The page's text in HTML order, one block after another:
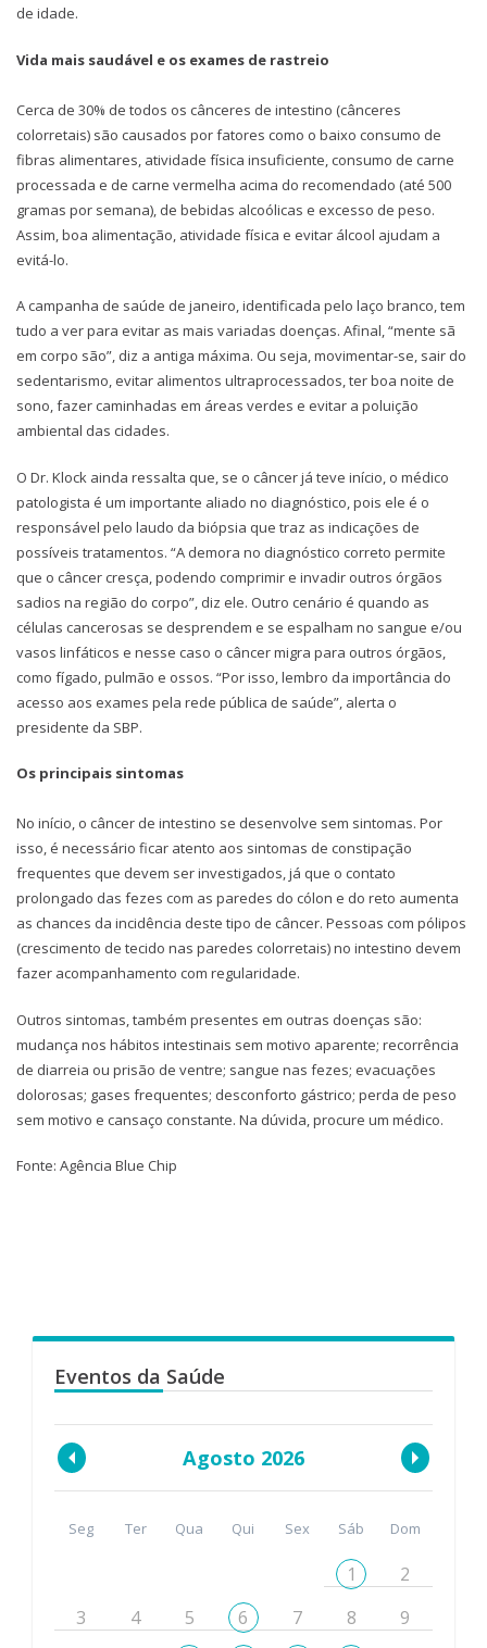
de idade.
Vida mais saudável e os exames de rastreio
Cerca de 30% de todos os cânceres de intestino (cânceres
colorretais) são causados por fatores como o baixo consumo de
fibras alimentares, atividade física insuficiente, consumo de carne
processada e de carne vermelha acima do recomendado (até 500
gramas por semana), de bebidas alcoólicas e excesso de peso.
Assim, boa alimentação, atividade física e evitar álcool ajudam a
evitá-lo.
A campanha de saúde de janeiro, identificada pelo laço branco, tem
tudo a ver para evitar as mais variadas doenças. Afinal, “mente sã
em corpo são”, diz a antiga máxima. Ou seja, movimentar-se, sair do
sedentarismo, evitar alimentos ultraprocessados, ter boa noite de
sono, fazer caminhadas em áreas verdes e evitar a poluição
ambiental das cidades.
O Dr. Klock ainda ressalta que, se o câncer já teve início, o médico
patologista é um importante aliado no diagnóstico, pois ele é o
responsável pelo laudo da biópsia que traz as indicações de
possíveis tratamentos. “A demora no diagnóstico correto permite
que o câncer cresça, podendo comprimir e invadir outros órgãos
sadios na região do corpo”, diz ele. Outro cenário é quando as
células cancerosas se desprendem e se espalham no sangue e/ou
vasos linfáticos e nesse caso o câncer migra para outros órgãos,
como fígado, pulmão e ossos. “Por isso, lembro da importância do
acesso aos exames pela rede pública de saúde”, alerta o
presidente da SBP.
Os principais sintomas
No início, o câncer de intestino se desenvolve sem sintomas. Por
isso, é necessário ficar atento aos sintomas de constipação
frequentes que devem ser investigados, já que o contato
prolongado das fezes com as paredes do cólon e do reto aumenta
as chances da incidência deste tipo de câncer. Pessoas com pólipos
(crescimento de tecido nas paredes colorretais) no intestino devem
fazer acompanhamento com regularidade.
Outros sintomas, também presentes em outras doenças são:
mudança nos hábitos intestinais sem motivo aparente; recorrência
de diarreia ou prisão de ventre; sangue nas fezes; evacuações
dolorosas; gases frequentes; desconforto gástrico; perda de peso
sem motivo e cansaço constante. Na dúvida, procure um médico.
Fonte: Agência Blue Chip
Eventos da Saúde
Agosto 2026
Seg Ter Qua Qui Sex Sáb Dom
1
2
3
4 5 6 7 8
9